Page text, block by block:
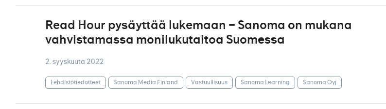
Read Hour pysäyttää lukemaan – Sanoma on mukana
vahvistamassa monilukutaitoa Suomessa
2. syyskuuta 2022
Lehdistötiedotteet Sanoma Media Finland Vastuullisuus Sanoma Learning Sanoma Oyj